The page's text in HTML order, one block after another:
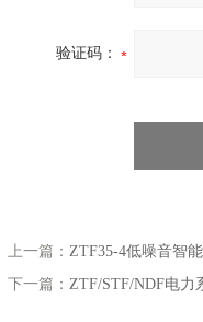
验证码：
上一篇： ZTF35-4低噪音智
下一篇： ZTF/STF/NDF电力